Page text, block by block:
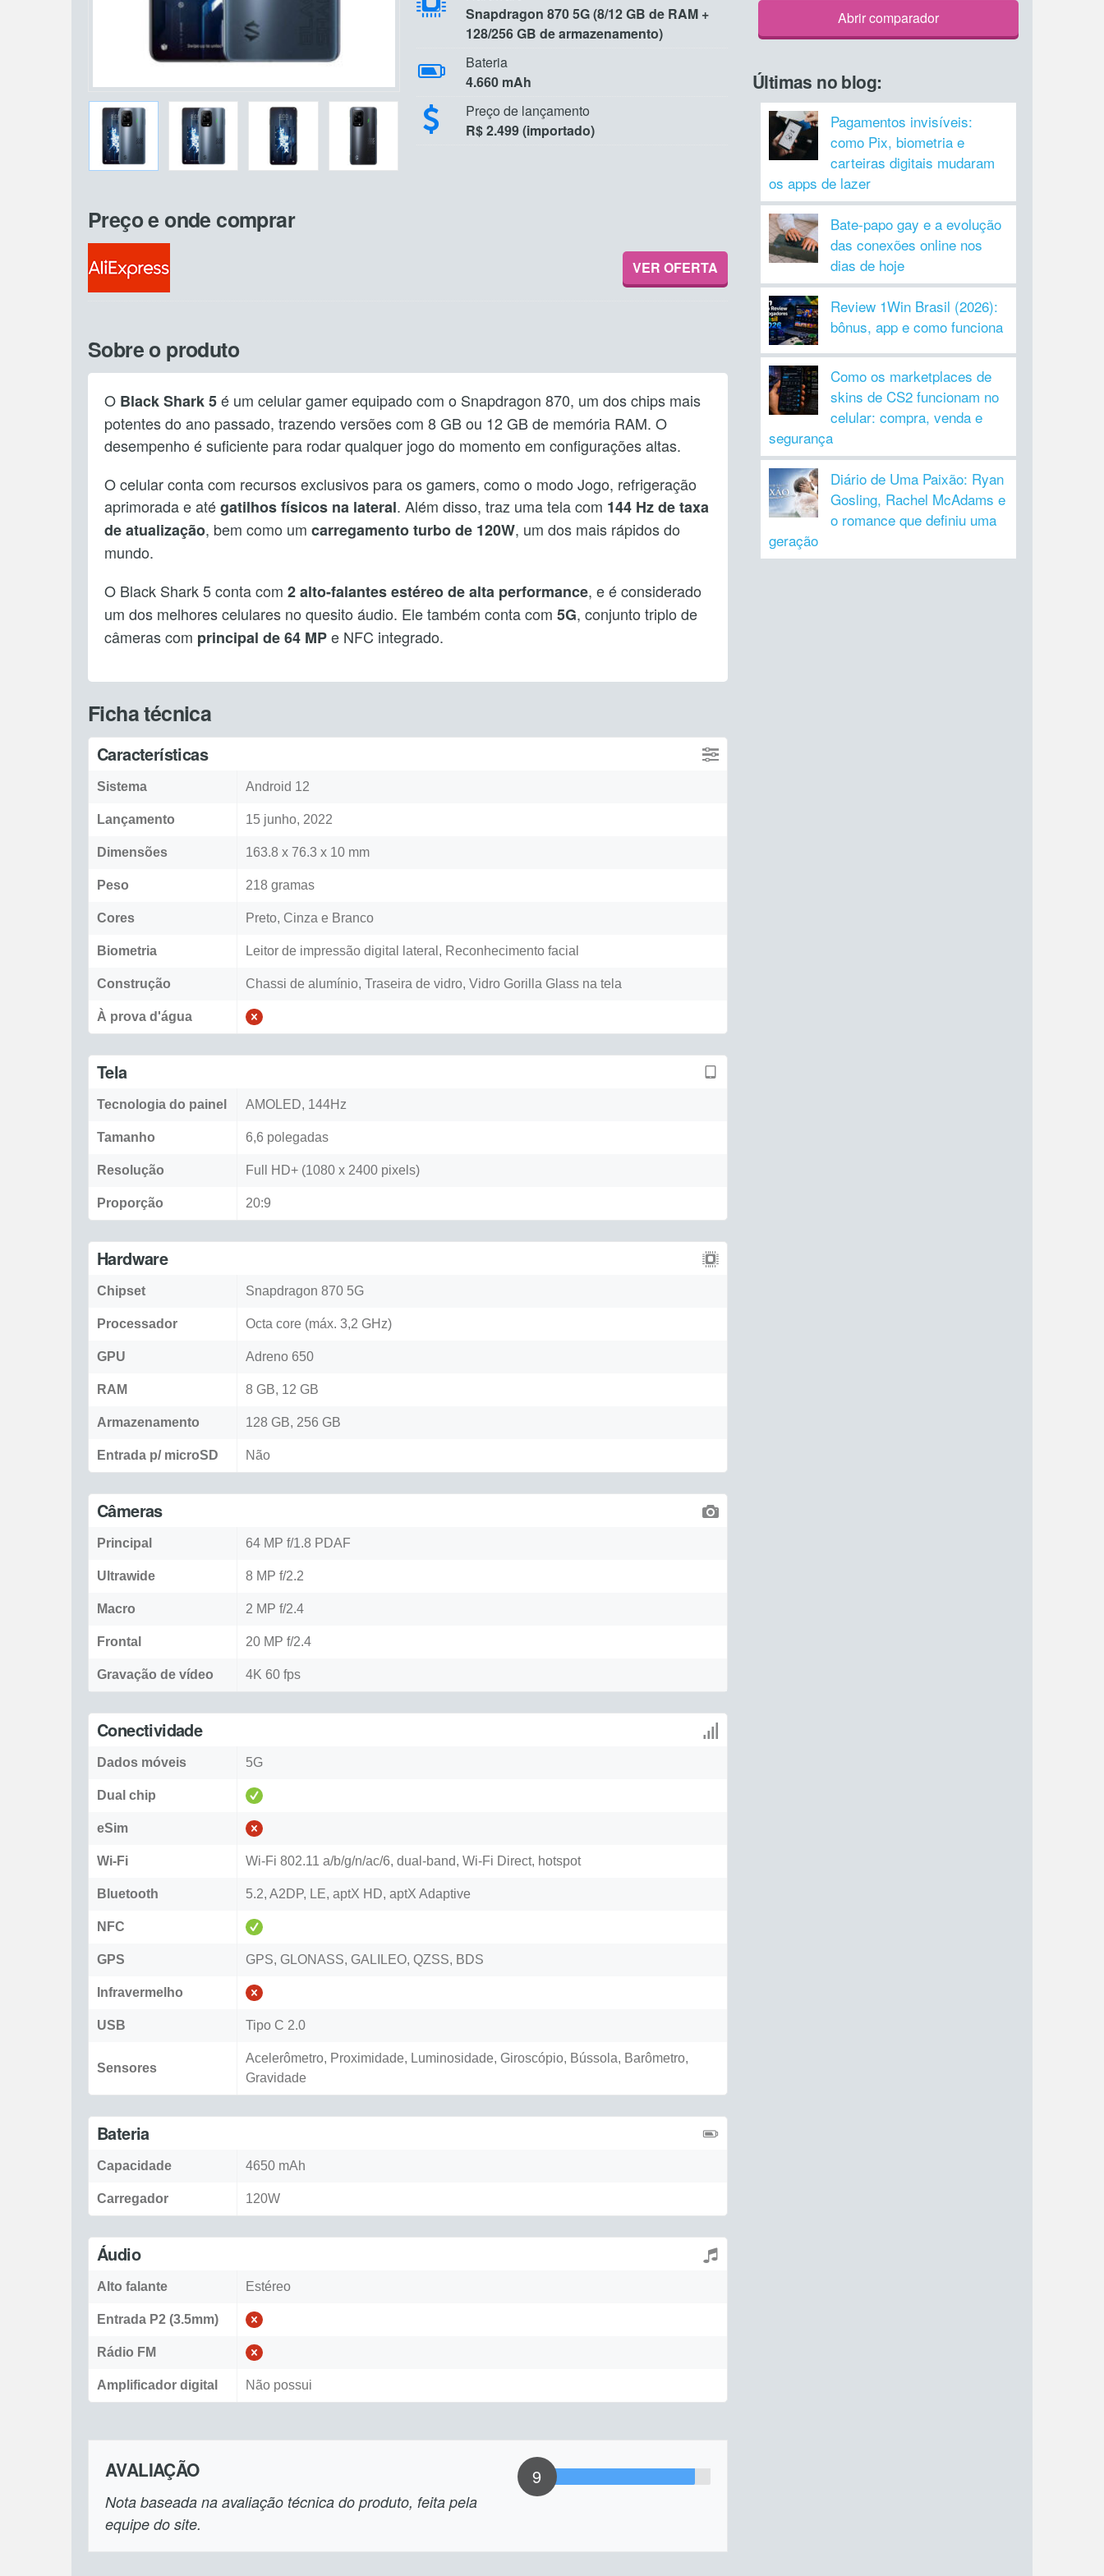
Snapdragon 870 5G (8/12 GB de RAM +
128/256 GB de armazenamento)
Bateria
4.660 mAh
Preço de lançamento
R$ 2.499 (importado)
Preço e onde comprar
VER OFERTA
Sobre o produto
O Black Shark 5é um celular gamer equipado com o Snapdragon 870, um dos chips mais
potentes do ano passado, trazendo versões com 8 GB ou 12 GB de memória RAM. O
desempenho é suficiente para rodar qualquer jogo do momento em configurações altas.
O celular conta com recursos exclusivos para os gamers, como o modo Jogo, refrigeração
aprimorada e atégatilhos físicos na lateral. Além disso, traz uma tela com 144 Hz de taxa
de atualização, bem como um carregamento turbo de 120W, um dos mais rápidos do
mundo.
O Black Shark 5 conta com 2 alto-falantes estéreo de alta performance, e é considerado
um dos melhores celulares no quesito áudio. Ele também conta com 5G, conjunto triplo de
câmeras com principal de 64 MPe NFC integrado.
Ficha técnica
Características
Sistema Android 12
Lançamento 15 junho, 2022
Dimensões 163.8 x 76.3 x 10 mm
Peso 218 gramas
Cores Preto, Cinza e Branco
Biometria Leitor de impressão digital lateral, Reconhecimento facial
Construção Chassi de alumínio, Traseira de vidro, Vidro Gorilla Glass na tela
À prova d'água
Tela
Tecnologia do painel AMOLED, 144Hz
Tamanho 6,6 polegadas
Resolução Full HD+ (1080 x 2400 pixels)
Proporção 20:9
Hardware
Chipset Snapdragon 870 5G
Processador Octa core (máx. 3,2 GHz)
GPU Adreno 650
RAM 8 GB, 12 GB
Armazenamento 128 GB, 256 GB
Entrada p/ microSD Não
Câmeras
Principal 64 MP f/1.8 PDAF
Ultrawide 8 MP f/2.2
Macro 2 MP f/2.4
Frontal 20 MP f/2.4
Gravação de vídeo 4K 60 fps
Conectividade
Dados móveis 5G
Dual chip
eSim
Wi-Fi Wi-Fi 802.11 a/b/g/n/ac/6, dual-band, Wi-Fi Direct, hotspot
Bluetooth 5.2, A2DP, LE, aptX HD, aptX Adaptive
NFC
GPS GPS, GLONASS, GALILEO, QZSS, BDS
Infravermelho
USB Tipo C 2.0
Sensores
Acelerômetro, Proximidade, Luminosidade, Giroscópio, Bússola, Barômetro,
Gravidade
Bateria
Capacidade 4650 mAh
Carregador 120W
Áudio
Alto falante Estéreo
Entrada P2 (3.5mm)
Rádio FM
Amplificador digital Não possui
AVALIAÇÃO
Nota baseada na avaliação técnica do produto, feita pela
equipe do site.
9
Abrir comparador
Últimas no blog:
Pagamentos invisíveis:
como Pix, biometria e
carteiras digitais mudaram
os apps de lazer
Bate-papo gay e a evolução
das conexões online nos
dias de hoje
Review 1Win Brasil (2026):
bônus, app e como funciona
Como os marketplaces de
skins de CS2 funcionam no
celular: compra, venda e
segurança
Diário de Uma Paixão: Ryan
Gosling, Rachel McAdams e
o romance que definiu uma
geração